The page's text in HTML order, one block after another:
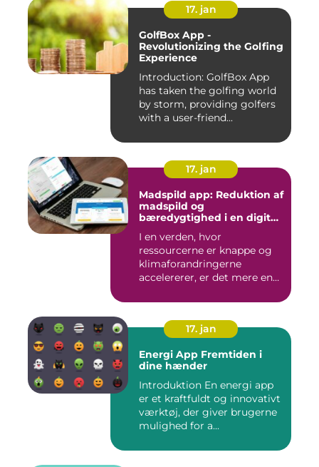
17. jan
GolfBox App -
Revolutionizing the Golfing
Experience
Introduction: GolfBox App
has taken the golfing world
by storm, providing golfers
with a user-friend...
17. jan
Madspild app: Reduktion af
madspild og
bæredygtighed i en digital
I en verden, hvor
ressourcerne er knappe og
klimaforandringerne
accelererer, er det mere end
17. jan
Energi App Fremtiden i
dine hænder
Introduktion En energi app
er et kraftfuldt og innovativt
værktøj, der giver brugerne
mulighed for a...